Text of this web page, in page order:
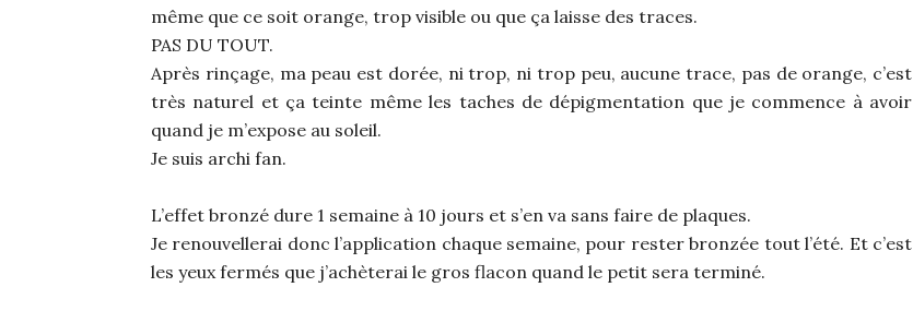
même que ce soit orange, trop visible ou que ça laisse des traces.
PAS DU TOUT.
Après rinçage, ma peau est dorée, ni trop, ni trop peu, aucune trace, pas de orange, c’est
très naturel et ça teinte même les taches de dépigmentation que je commence à avoir
quand je m’expose au soleil.
Je suis archi fan.
L’effet bronzé dure 1 semaine à 10 jours et s’en va sans faire de plaques.
Je renouvellerai donc l’application chaque semaine, pour rester bronzée tout l’été. Et c’est
les yeux fermés que j’achèterai le gros flacon quand le petit sera terminé.